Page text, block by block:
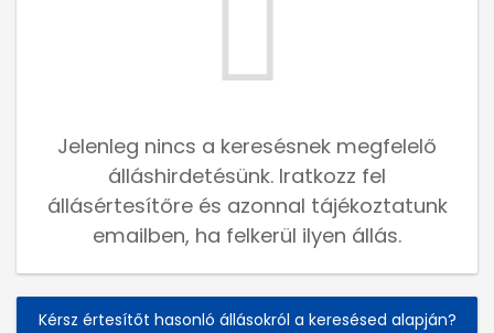
Jelenleg nincs a keresésnek megfelelő
álláshirdetésünk. Iratkozz fel
állásértesítőre és azonnal tájékoztatunk
emailben, ha felkerül ilyen állás.
Kérsz értesítőt hasonló állásokról a keresésed alapján?